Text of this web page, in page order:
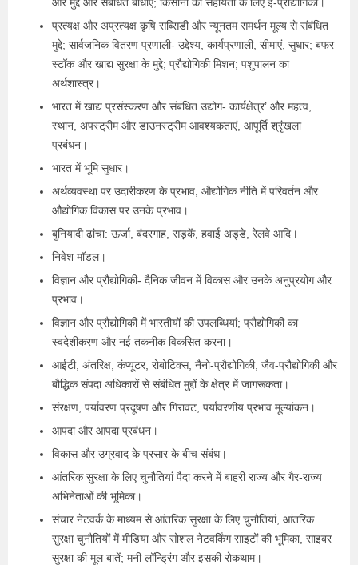
प्रत्यक्ष और अप्रत्यक्ष कृषि सब्सिडी और न्यूनतम समर्थन मूल्य से संबंधित
मुद्दे; सार्वजनिक वितरण प्रणाली- उद्देश्य, कार्यप्रणाली, सीमाएं, सुधार; बफर
स्टॉक और खाद्य सुरक्षा के मुद्दे; प्रौद्योगिकी मिशन; पशुपालन का
अर्थशास्त्र।
भारत में खाद्य प्रसंस्करण और संबंधित उद्योग- कार्यक्षेत्र’ और महत्व,
स्थान, अपस्ट्रीम और डाउनस्ट्रीम आवश्यकताएं, आपूर्ति श्रृंखला
प्रबंधन।
भारत में भूमि सुधार।
अर्थव्यवस्था पर उदारीकरण के प्रभाव, औद्योगिक नीति में परिवर्तन और
औद्योगिक विकास पर उनके प्रभाव।
बुनियादी ढांचा: ऊर्जा, बंदरगाह, सड़कें, हवाई अड्डे, रेलवे आदि।
निवेश मॉडल।
विज्ञान और प्रौद्योगिकी- दैनिक जीवन में विकास और उनके अनुप्रयोग और
प्रभाव।
विज्ञान और प्रौद्योगिकी में भारतीयों की उपलब्धियां; प्रौद्योगिकी का
स्वदेशीकरण और नई तकनीक विकसित करना।
आईटी, अंतरिक्ष, कंप्यूटर, रोबोटिक्स, नैनो-प्रौद्योगिकी, जैव-प्रौद्योगिकी और
बौद्धिक संपदा अधिकारों से संबंधित मुद्दों के क्षेत्र में जागरूकता।
संरक्षण, पर्यावरण प्रदूषण और गिरावट, पर्यावरणीय प्रभाव मूल्यांकन।
आपदा और आपदा प्रबंधन।
विकास और उग्रवाद के प्रसार के बीच संबंध।
आंतरिक सुरक्षा के लिए चुनौतियां पैदा करने में बाहरी राज्य और गैर-राज्य
अभिनेताओं की भूमिका।
संचार नेटवर्क के माध्यम से आंतरिक सुरक्षा के लिए चुनौतियां, आंतरिक
सुरक्षा चुनौतियों में मीडिया और सोशल नेटवर्किंग साइटों की भूमिका, साइबर
सुरक्षा की मूल बातें; मनी लॉन्ड्रिंग और इसकी रोकथाम।